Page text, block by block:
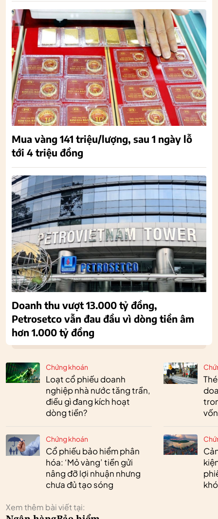
Chứng khoán
Loạt cổ phiếu doanh
nghiệp nhà nước tăng trần,
điều gì đang kích hoạt
dòng tiền?
Chứng khoán
Cổ phiếu bảo hiểm phân
hóa: ‘Mỏ vàng’ tiền gửi
nâng đỡ lợi nhuận nhưng
chưa đủ tạo sóng
vốn
Xem thêm bài viết tại:
Mua vàng 141 triệu/lượng, sau 1 ngày lỗ
tới 4 triệu đồng
Doanh thu vượt 13.000 tỷ đồng,
Petrosetco vẫn đau đầu vì dòng tiền âm
hơn 1.000 tỷ đồng